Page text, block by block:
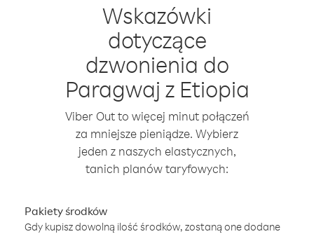
Wskazówki
dotyczące
dzwonienia do
Paragwaj z Etiopia
Viber Out to więcej minut połączeń
za mniejsze pieniądze. Wybierz
jeden z naszych elastycznych,
tanich planów taryfowych:
Pakiety środków
Gdy kupisz dowolną ilość środków, zostaną one dodane